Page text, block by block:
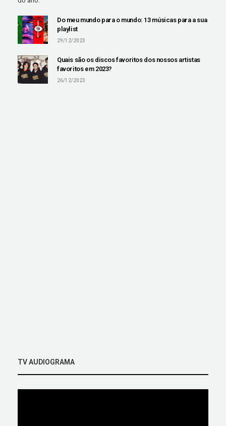
Do meu mundo para o mundo: 13 músicas para a sua
playlist
29/12/2023
Quais são os discos favoritos dos nossos artistas
favoritos em 2023?
26/12/2023
TV AUDIOGRAMA